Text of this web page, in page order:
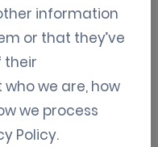
para qualquer
informações úteis é por
divertidas que
ajudá-lo a engajar
Aqui está um guia
para aprender mais
tudo divertido!
information
or that they’ve
their
we are, how
we process
Policy.